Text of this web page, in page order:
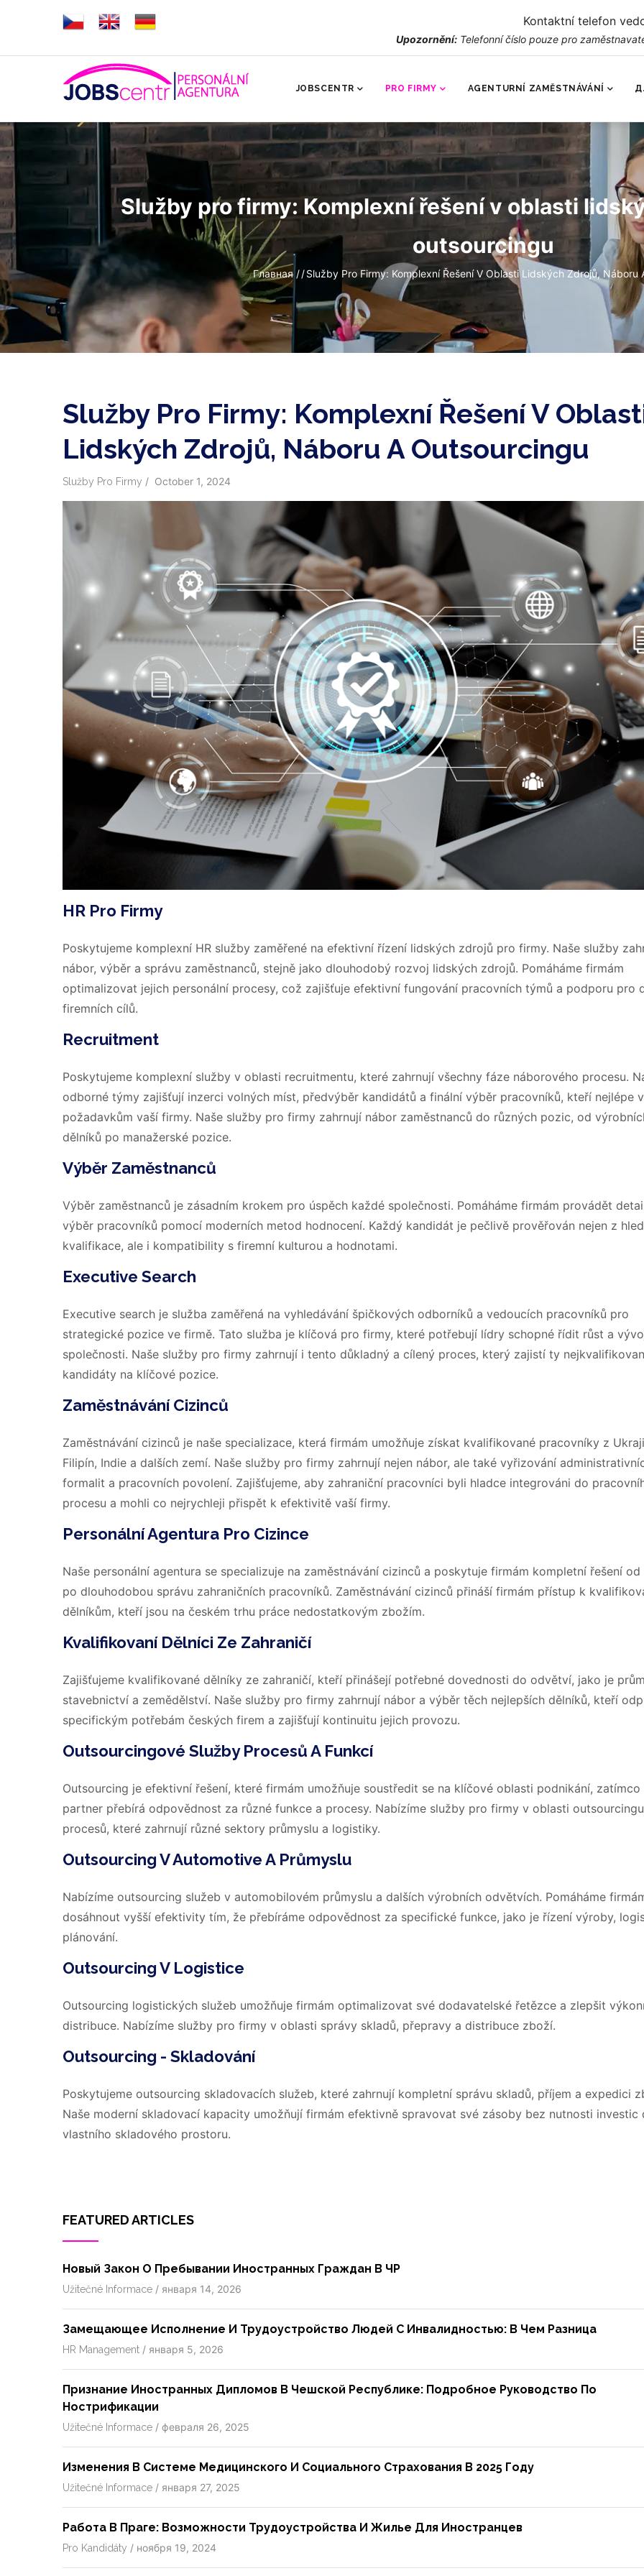
Kontaktní telefon
Upozornění: Telefonní číslo pouze pro
JOBSCENTR PRO FIRMY AGENTURNÍ ZAMĚSTNÁVÁNÍ
Služby pro firmy: Komplexní řešení v oblasti
outsourcingu
Строка
навигации
Главная / / Služby Pro Firmy: Komplexní Řešení V Oblasti Lidských Zdrojů, Náboru
Služby Pro Firmy: Komplexní Řešení V
Lidských Zdrojů, Náboru A Outsourcingu
Služby Pro Firmy / October 1, 2024
HR Pro Firmy
Poskytujeme komplexní HR služby zaměřené na efektivní řízení lidských zdrojů pro firmy. Naše služby
nábor, výběr a správu zaměstnanců, stejně jako dlouhodobý rozvoj lidských zdrojů. Pomáháme firmám
optimalizovat jejich personální procesy, což zajišťuje efektivní fungování pracovních týmů a podporu pro
firemních cílů.
Recruitment
Poskytujeme komplexní služby v oblasti recruitmentu, které zahrnují všechny fáze náborového procesu.
odborné týmy zajišťují inzerci volných míst, předvýběr kandidátů a finální výběr pracovníků, kteří nejlépe
požadavkům vaší firmy. Naše služby pro firmy zahrnují nábor zaměstnanců do různých pozic, od
dělníků po manažerské pozice.
Výběr Zaměstnanců
Výběr zaměstnanců je zásadním krokem pro úspěch každé společnosti. Pomáháme firmám provádět
výběr pracovníků pomocí moderních metod hodnocení. Každý kandidát je pečlivě prověřován nejen z
kvalifikace, ale i kompatibility s firemní kulturou a hodnotami.
Executive Search
Executive search je služba zaměřená na vyhledávání špičkových odborníků a vedoucích pracovníků pro
strategické pozice ve firmě. Tato služba je klíčová pro firmy, které potřebují lídry schopné řídit růst a
společnosti. Naše služby pro firmy zahrnují i tento důkladný a cílený proces, který zajistí ty
kandidáty na klíčové pozice.
Zaměstnávání Cizinců
Zaměstnávání cizinců je naše specializace, která firmám umožňuje získat kvalifikované pracovníky z
Filipín, Indie a dalších zemí. Naše služby pro firmy zahrnují nejen nábor, ale také vyřizování
formalit a pracovních povolení. Zajišťujeme, aby zahraniční pracovníci byli hladce integrováni do
procesu a mohli co nejrychleji přispět k efektivitě vaší firmy.
Personální Agentura Pro Cizince
Naše personální agentura se specializuje na zaměstnávání cizinců a poskytuje firmám kompletní řešení od
po dlouhodobou správu zahraničních pracovníků. Zaměstnávání cizinců přináší firmám přístup k
dělníkům, kteří jsou na českém trhu práce nedostatkovým zbožím.
Kvalifikovaní Dělníci Ze Zahraničí
Zajišťujeme kvalifikované dělníky ze zahraničí, kteří přinášejí potřebné dovednosti do odvětví, jako je
stavebnictví a zemědělství. Naše služby pro firmy zahrnují nábor a výběr těch nejlepších dělníků, kteří
specifickým potřebám českých firem a zajišťují kontinuitu jejich provozu.
Outsourcingové Služby Procesů A Funkcí
Outsourcing je efektivní řešení, které firmám umožňuje soustředit se na klíčové oblasti podnikání, zatímco
partner přebírá odpovědnost za různé funkce a procesy. Nabízíme služby pro firmy v oblasti outsourcingu
procesů, které zahrnují různé sektory průmyslu a logistiky.
Outsourcing V Automotive A Průmyslu
Nabízíme outsourcing služeb v automobilovém průmyslu a dalších výrobních odvětvích. Pomáháme
dosáhnout vyšší efektivity tím, že přebíráme odpovědnost za specifické funkce, jako je řízení výroby,
plánování.
Outsourcing V Logistice
Outsourcing logistických služeb umožňuje firmám optimalizovat své dodavatelské řetězce a zlepšit
distribuce. Nabízíme služby pro firmy v oblasti správy skladů, přepravy a distribuce zboží.
Outsourcing - Skladování
Poskytujeme outsourcing skladovacích služeb, které zahrnují kompletní správu skladů, příjem a expedici
Naše moderní skladovací kapacity umožňují firmám efektivně spravovat své zásoby bez nutnosti investic
vlastního skladového prostoru.
FEATURED ARTICLES
Новый Закон О Пребывании Иностранных Граждан В ЧР
Užitečné Informace / января 14, 2026
Замещающее Исполнение И Трудоустройство Людей С Инвалидностью: В Чем Разница
HR Management / января 5, 2026
Признание Иностранных Дипломов В Чешской Республике: Подробное Руководство По
Нострификации
Užitečné Informace / февраля 26, 2025
Изменения В Системе Медицинского И Социального Страхования В 2025 Году
Užitečné Informace / января 27, 2025
Работа В Праге: Возможности Трудоустройства И Жилье Для Иностранцев
Pro Kandidáty / ноября 19, 2024